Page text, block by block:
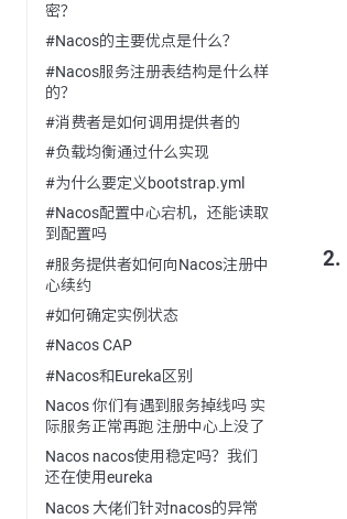
密？
#Nacos的主要优点是什么？
#Nacos服务注册表结构是什么样
的？
#消费者是如何调用提供者的
#负载均衡通过什么实现
#为什么要定义bootstrap.yml
#Nacos配置中心宕机，还能读取
到配置吗
#服务提供者如何向Nacos注册中
心续约
#如何确定实例状态
#Nacos CAP
#Nacos和Eureka区别
Nacos 你们有遇到服务掉线吗 实
际服务正常再跑 注册中心上没了
Nacos nacos使用稳定吗？我们
还在使用eureka
Nacos 大佬们针对nacos的异常
2.